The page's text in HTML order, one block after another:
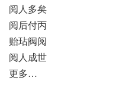
阅人多矣
阅后付丙
贻玷阀阅
阅人成世
更多…